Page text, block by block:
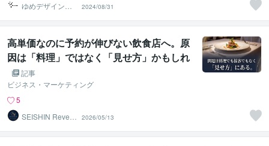
ゆめデザイン＠
webデザイナー
2024/08/31
高単価なのに予約が伸びない飲食店へ。原
因は「料理」ではなく「見せ方」かもしれ
ません
記事
ビジネス・マーケティング
5
SEISHIN Reven
2026/05/13